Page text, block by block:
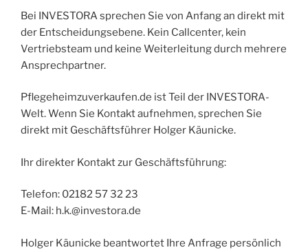
Bei INVESTORA sprechen Sie von Anfang an direkt mit
der Entscheidungsebene. Kein Callcenter, kein
Vertriebsteam und keine Weiterleitung durch mehrere
Ansprechpartner.
Pflegeheimzuverkaufen.de ist Teil der INVESTORA-
Welt. Wenn Sie Kontakt aufnehmen, sprechen Sie
direkt mit Geschäftsführer Holger Käunicke.
Ihr direkter Kontakt zur Geschäftsführung:
Telefon: 02182 57 32 23
E-Mail: h.k.@investora.de
Holger Käunicke beantwortet Ihre Anfrage persönlich